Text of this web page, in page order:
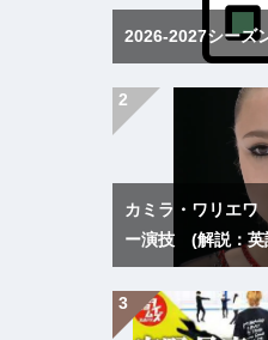
2026-2027シーズ
カミラ・ワリエ
ー演技 (解説：英